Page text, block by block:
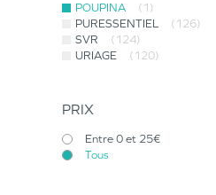
POUPINA
(1)
PURESSENTIEL
(126)
SVR
(124)
URIAGE
(120)
PRIX
Entre 0 et 25€
Tous